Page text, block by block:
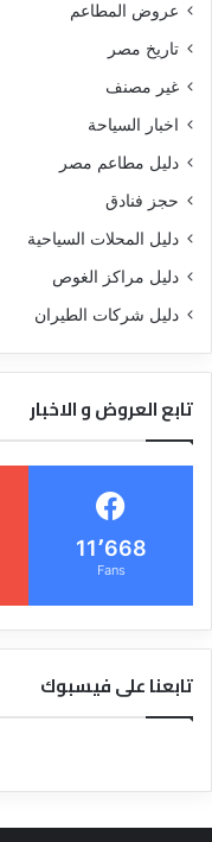
عروض المطاعم
تاريخ مصر
غير مصنف
اخبار السياحة
دليل مطاعم مصر
حجز فنادق
دليل المحلات السياحية
دليل مراكز الغوص
دليل شركات الطيران
تابع العروض و الاخبار
11٬668
Fans
تابعنا على فيسبوك